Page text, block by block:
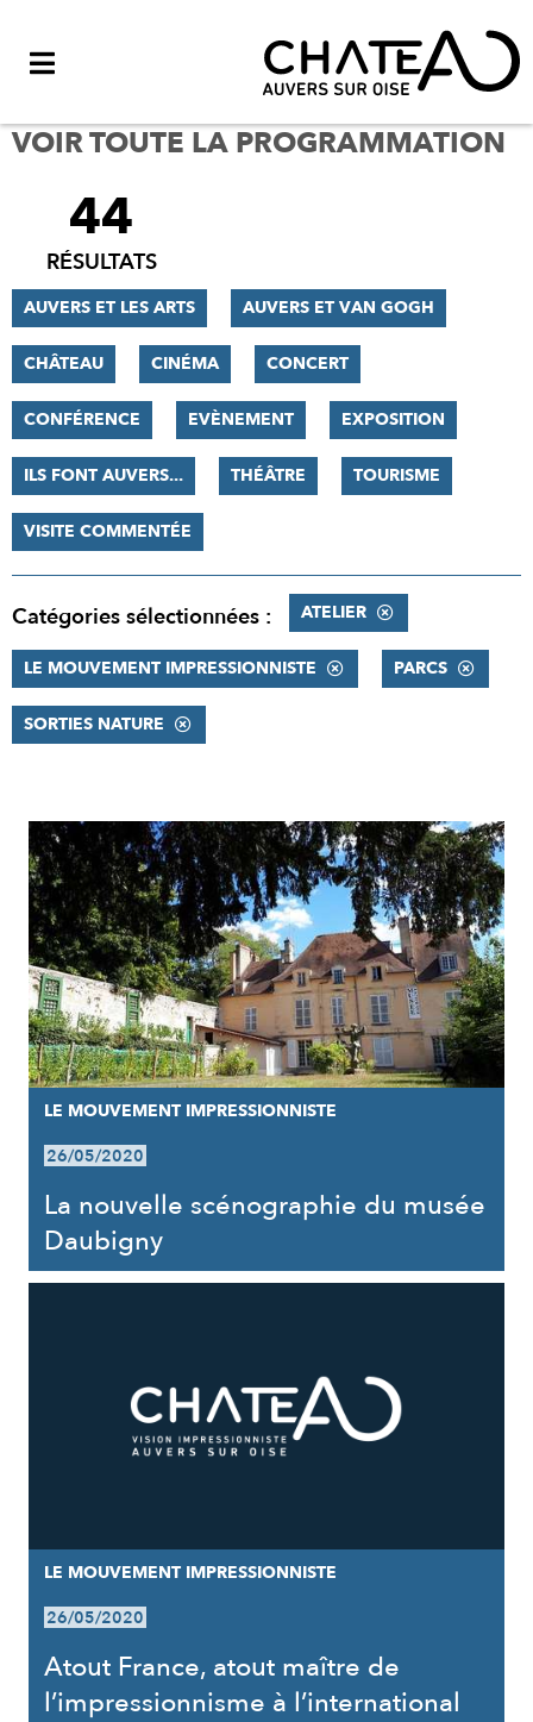
VOIR TOUTE LA PROGRAMMATION
FILTRER
RÉSULTATS
44
RÉSULTATS
AUVERS ET LES ARTS AUVERS ET VAN GOGH
CHÂTEAU CINÉMA CONCERT
CONFÉRENCE EVÈNEMENT EXPOSITION
ILS FONT AUVERS... THÉÂTRE TOURISME
VISITE COMMENTÉE
Catégories sélectionnées : ATELIER
LE MOUVEMENT IMPRESSIONNISTE PARCS
SORTIES NATURE
RÉSULTATS
LE MOUVEMENT IMPRESSIONNISTE
26/05/2020
La nouvelle scénographie du musée
Daubigny
LE MOUVEMENT IMPRESSIONNISTE
26/05/2020
Atout France, atout maître de
l’impressionnisme à l’international